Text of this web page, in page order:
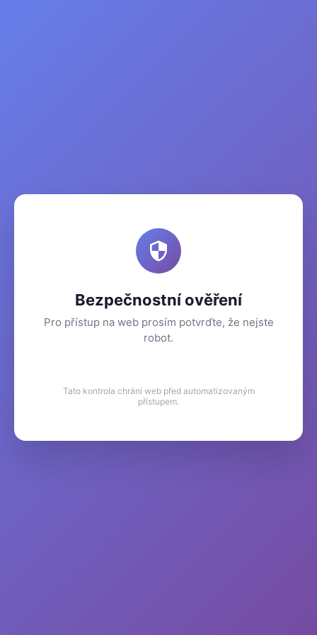
Bezpečnostní ověření
Pro přístup na web prosím potvrďte, že nejste
robot.
Tato kontrola chrání web před automatizovaným
přístupem.